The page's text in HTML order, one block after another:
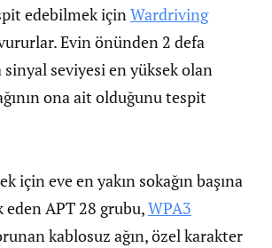
edebilmek içinWardriving
Evin önünden 2 defa
seviyesi en yüksek olan
ona ait olduğunu tespit
için eve en yakın sokağın başına
eden APT 28 grubu,WPA3
kablosuz ağın, özel karakter